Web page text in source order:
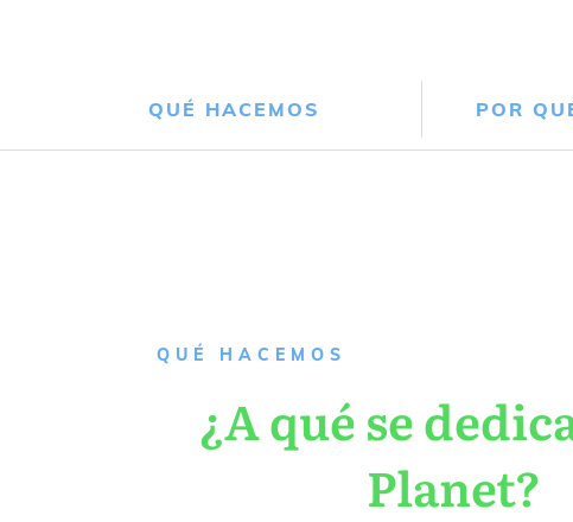
QUÉ HACEMOS POR
QUÉ HACEMOS
¿A qué se
Planet?